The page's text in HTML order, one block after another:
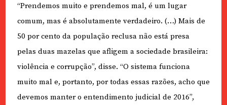
“Prendemos muito e prendemos mal, é um lugar
comum, mas é absolutamente verdadeiro. (…) Mais de
50 por cento da população reclusa não está presa
pelas duas mazelas que afligem a sociedade brasileira:
violência e corrupção”, disse. “O sistema funciona
muito mal e, portanto, por todas essas razões, acho que
devemos manter o entendimento judicial de 2016”,